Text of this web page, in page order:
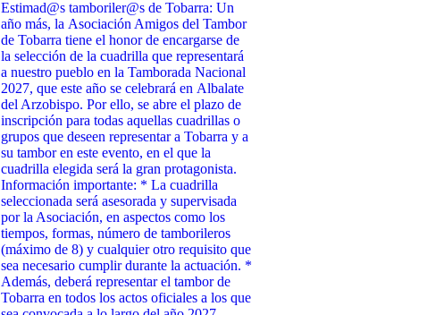
Estimad@s tamboriler@s de Tobarra: Un
año más, la Asociación Amigos del Tambor
de Tobarra tiene el honor de encargarse de
la selección de la cuadrilla que representará
a nuestro pueblo en la Tamborada Nacional
2027, que este año se celebrará en Albalate
del Arzobispo. Por ello, se abre el plazo de
inscripción para todas aquellas cuadrillas o
grupos que deseen representar a Tobarra y a
su tambor en este evento, en el que la
cuadrilla elegida será la gran protagonista.
Información importante: * La cuadrilla
seleccionada será asesorada y supervisada
por la Asociación, en aspectos como los
tiempos, formas, número de tamborileros
(máximo de 8) y cualquier otro requisito que
sea necesario cumplir durante la actuación. *
Además, deberá representar el tambor de
Tobarra en todos los actos oficiales a los que